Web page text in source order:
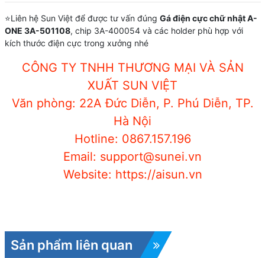
⭐Liên hệ Sun Việt để được tư vấn đúng Gá điện cực chữ nhật A-
ONE 3A-501108, chip 3A-400054 và các holder phù hợp với
kích thước điện cực trong xưởng nhé
CÔNG TY TNHH THƯƠNG MẠI VÀ SẢN
XUẤT SUN VIỆT
Văn phòng: 22A Đức Diễn, P. Phú Diễn, TP.
Hà Nội
Hotline: 0867.157.196
Email: support@sunei.vn
Website: https://aisun.vn
Sản phẩm liên quan